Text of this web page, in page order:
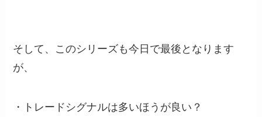
そして、このシリーズも今日で最後となります
が、
・トレードシグナルは多いほうが良い？